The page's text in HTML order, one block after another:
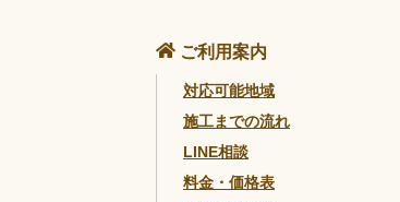
ご利用案内
対応可能地域
施工までの流れ
LINE相談
料金・価格表